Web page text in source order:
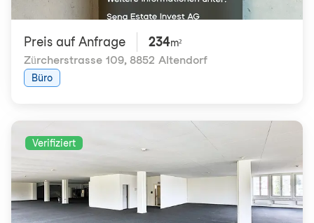
Preis auf Anfrage 234m²
Zürcherstrasse 109, 8852 Altendorf
Büro
Verifiziert